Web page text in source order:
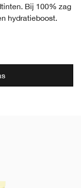
Bij 100% zag
hydratieboost.